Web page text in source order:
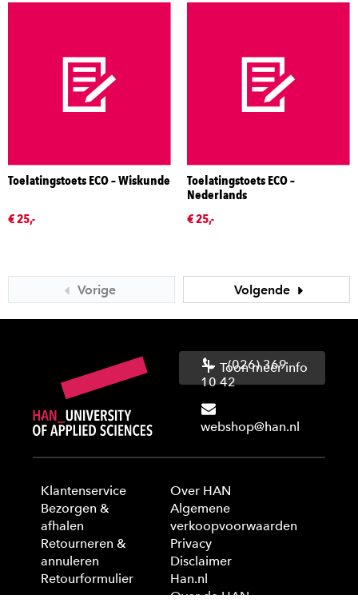
Toelatingstoets ECO – Wiskunde
€ 25,-
Toelatingstoets ECO –
Nederlands
€ 25,-
Vorige Volgende
(026) 369
10 42
webshop@han.nl
Toon meer info
Klantenservice
Bezorgen &
afhalen
Retourneren &
annuleren
Retourformulier
Over HAN
Algemene
verkoopvoorwaarden
Privacy
Disclaimer
Han.nl
Over de HAN